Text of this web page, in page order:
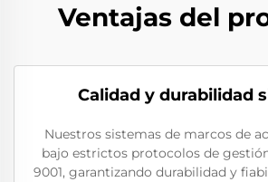
Ventajas del
Calidad y durabilidad
Nuestros sistemas de marcos de
bajo estrictos protocolos de
9001, garantizando durabilidad y